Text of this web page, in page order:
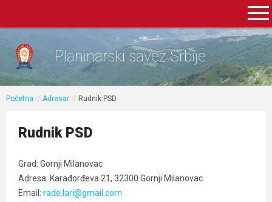
Planinarski savez Srbije
Početna // Adresar // Rudnik PSD
Rudnik PSD
Grad: Gornji Milanovac
Adresa: Karađorđeva 21, 32300 Gornji Milanovac
Email: rade.lari@gmail.com